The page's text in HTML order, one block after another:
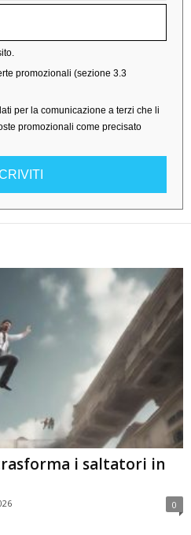
promozionali (sezione 3.3
per la comunicazione a terzi che li
promozionali come precisato
i saltatori in
0